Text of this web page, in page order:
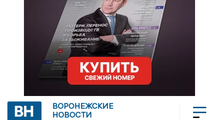
ВОРОНЕЖСКИЕ
НОВОСТИ